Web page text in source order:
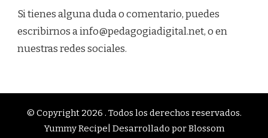
Si tienes alguna duda o comentario, puedes
escribirnos a info@pedagogiadigital.net, o en
nuestras redes sociales.
© Copyright 2026 . Todos los derechos reservados.
Yummy Recipe| Desarrollado porBlossom